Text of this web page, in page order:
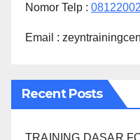
Nomor Telp :
Email :
Recent Posts
TRAINING DASAR